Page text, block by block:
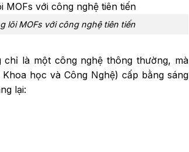
lõi MOFs với công nghệ tiên tiến
chỉ là một công nghệ thông thường, mà
học và Công Nghệ) cấp bằng sáng
lại: